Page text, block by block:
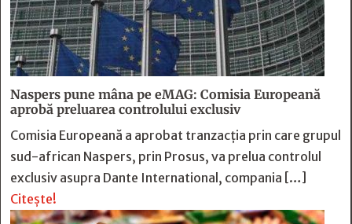
Naspers pune mâna pe eMAG: Comisia Europeană
aprobă preluarea controlului exclusiv
Comisia Europeană a aprobat tranzacția prin care grupul
sud-african Naspers, prin Prosus, va prelua controlul
exclusiv asupra Dante International, compania […]
Citește!